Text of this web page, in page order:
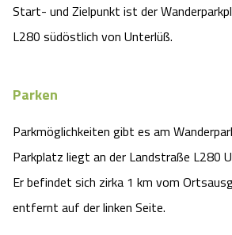
Start- und Zielpunkt ist der
L280 südöstlich von Unterlüß.
Parken
Parkmöglichkeiten gibt es am
Parkplatz liegt an der Landstraße L280
Er befindet sich zirka 1 km vom
entfernt auf der linken Seite.